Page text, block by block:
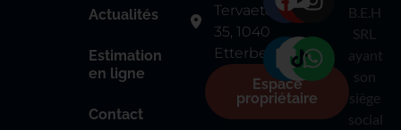
Actualités
Estimation
en ligne
Contact
Tervaete
35, 1040
Etterbeek
Espace
propriétaire
B.E.H
SRL
ayant
son
siège
social